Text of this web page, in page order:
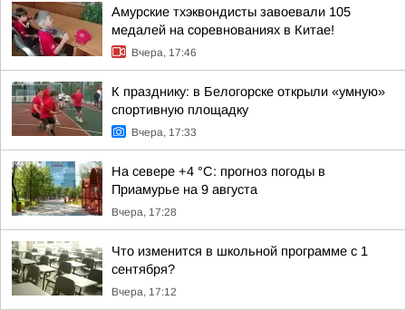
Амурские тхэквондисты завоевали 105
медалей на соревнованиях в Китае!
Вчера, 17:46
К празднику: в Белогорске открыли «умную»
спортивную площадку
Вчера, 17:33
На севере +4 °С: прогноз погоды в
Приамурье на 9 августа
Вчера, 17:28
Что изменится в школьной программе с 1
сентября?
Вчера, 17:12